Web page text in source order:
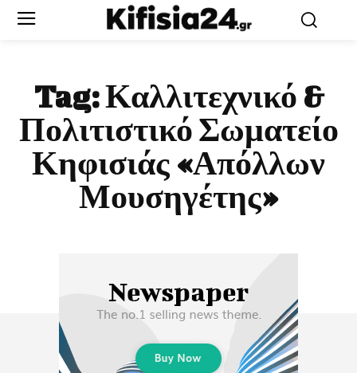
Tag:Καλλιτεχνικό &
Πολιτιστικό Σωματείο
Κηφισιάς «Απόλλων
Μουσηγέτης»